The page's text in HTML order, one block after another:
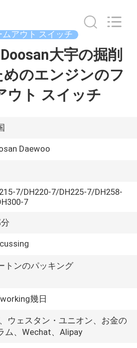
ムアウト スイッチ
大宇の掘削
めのエンジンのフ
ウト スイッチ
Daewoo
7/DH220-7/DH225-7/DH258-
7
トンのパッキング
幾日
ウェスタン・ユニオン、お金の
ム、Wechat、Alipay